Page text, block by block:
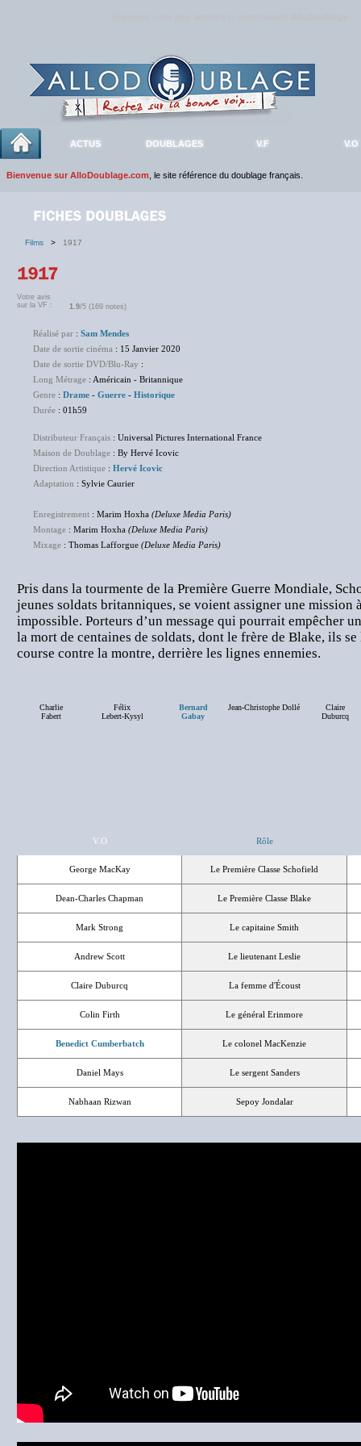
ACTUS DOUBLAGES V.F V.O
Bienvenue sur AlloDoublage.com , le site référence du doublage français.
Films > 1917
Votre avis
sur la VF :
1.9/5 (169 notes)
Réalisé par : Sam Mendes
Date de sortie cinéma : 15 Janvier 2020
Date de sortie DVD/Blu-Ray :
Long Métrage : Américain - Britannique
Genre : Drame - Guerre - Historique
Durée : 01h59
Distributeur Français : Universal Pictures International France
Maison de Doublage : By Hervé Icovic
Direction Artistique : Hervé Icovic
Adaptation : Sylvie Caurier
Enregistrement : Marim Hoxha (Deluxe Media Paris)
Montage : Marim Hoxha (Deluxe Media Paris)
Mixage : Thomas Lafforgue (Deluxe Media Paris)
Pris dans la tourmente de la Première Guerre Mondiale,
jeunes soldats britanniques, se voient assigner une mission
impossible. Porteurs d’un message qui pourrait empêcher
la mort de centaines de soldats, dont le frère de Blake, ils
course contre la montre, derrière les lignes ennemies.
Charlie
Fabert
Félix
Lebert-Kysyl
Bernard
Gabay
Jean-Christophe Dollé
Claire
Duburcq
V.O Rôle
George MacKay Le Première Classe Schofield
Dean-Charles Chapman Le Première Classe Blake
Mark Strong Le capitaine Smith
Andrew Scott Le lieutenant Leslie
Claire Duburcq La femme d'Écoust
Colin Firth Le général Erinmore
Benedict Cumberbatch Le colonel MacKenzie
Daniel Mays Le sergent Sanders
Nabhaan Rizwan Sepoy Jondalar